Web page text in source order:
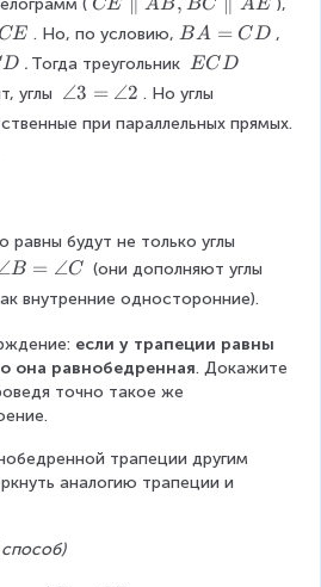
E
\
p
a
r
B
,
\
p
a
ll
el
CE AB BC AE
. Но, по условию, B
A
C
D
BA = CD ,
D . Тогда треугольник \
\
C
ECD
углы \
a
=
\
n
le
2
∠3 = ∠2 . Но углы
при параллельных прямых.
будут не только углы
B = ∠C (они дополняют углы
внутренние односторонние).
если у трапеции равны
она равнобедренная. Докажите
точно такое же
трапеции другим
аналогию трапеции и
способ)